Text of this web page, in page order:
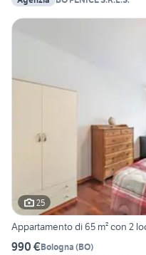
25
Appartamento di 65 m² con 2
990 €Bologna (BO)